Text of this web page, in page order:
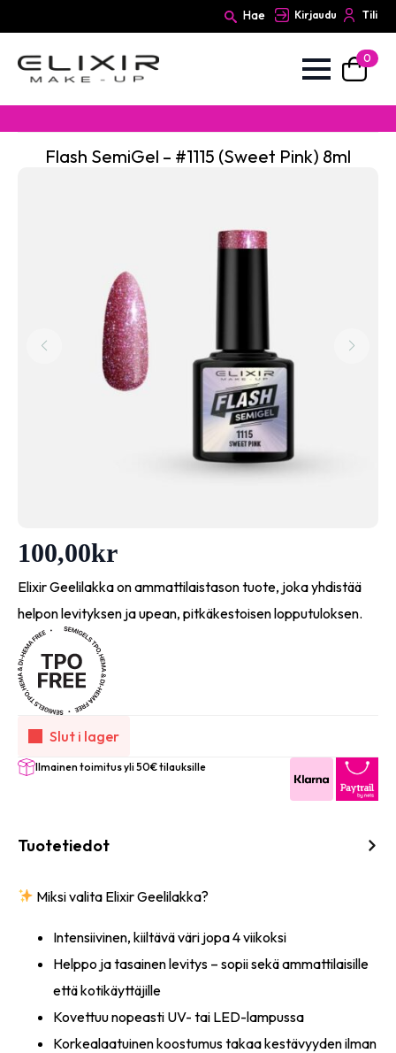
Hae Kirjaudu Tili
0
Flash SemiGel – #1115 (Sweet Pink) 8ml
100,00kr
Elixir Geelilakka on ammattilaistason tuote, joka yhdistää
helpon levityksen ja upean, pitkäkestoisen lopputuloksen.
Slut i lager
Ilmainen toimitus yli 50€ tilauksille
Tuotetiedot
Miksi valita Elixir Geelilakka?
Intensiivinen, kiiltävä väri jopa 4 viikoksi
Helppo ja tasainen levitys – sopii sekä ammattilaisille
että kotikäyttäjille
Kovettuu nopeasti UV- tai LED-lampussa
Korkealaatuinen koostumus takaa kestävyyden ilman